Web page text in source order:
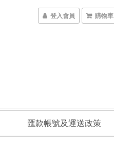
登入會員 購物車
匯款帳號及運送政策